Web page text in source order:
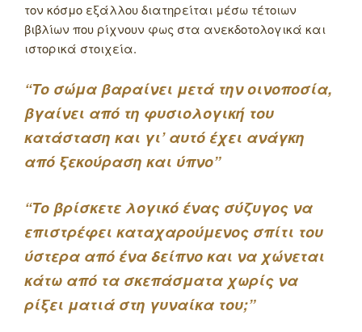
τον κόσμο εξάλλου διατηρείται μέσω τέτοιων
βιβλίων που ρίχνουν φως στα ανεκδοτολογικά και
ιστορικά στοιχεία.
“Το σώμα βαραίνει μετά την οινοποσία,
βγαίνει από τη φυσιολογική του
κατάσταση και γι’ αυτό έχει ανάγκη
από ξεκούραση και ύπνο”
“Το βρίσκετε λογικό ένας σύζυγος να
επιστρέφει καταχαρούμενος σπίτι του
ύστερα από ένα δείπνο και να χώνεται
κάτω από τα σκεπάσματα χωρίς να
ρίξει ματιά στη γυναίκα του;”